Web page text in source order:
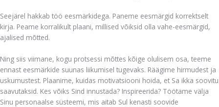
Seejärel hakkab töö eesmärkidega. Paneme eesmärgid korrektselt
kirja. Peame korralikult plaani, millised võiksid olla vahe-eesmärgid,
ajalised mõtted.
Ning siis viimane, kogu protsessi mõttes kõige olulisem osa, teeme
ennast eesmärkide suunas liikumisel tugevaks. Räägime hirmudest ja
uskumustest. Plaanime, kuidas motivatsiooni hoida, et Sa ikka soovitu
saavutaksid. Kes võiks Sind innustada? Inspireerida? Töötame välja
Sinu personaalse süsteemi, mis aitab Sul kenasti soovide